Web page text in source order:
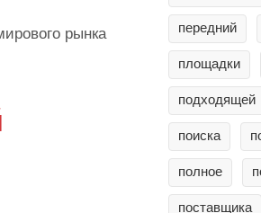
рынка
передний
площадки
подходящей
поиска
полное
поставщика